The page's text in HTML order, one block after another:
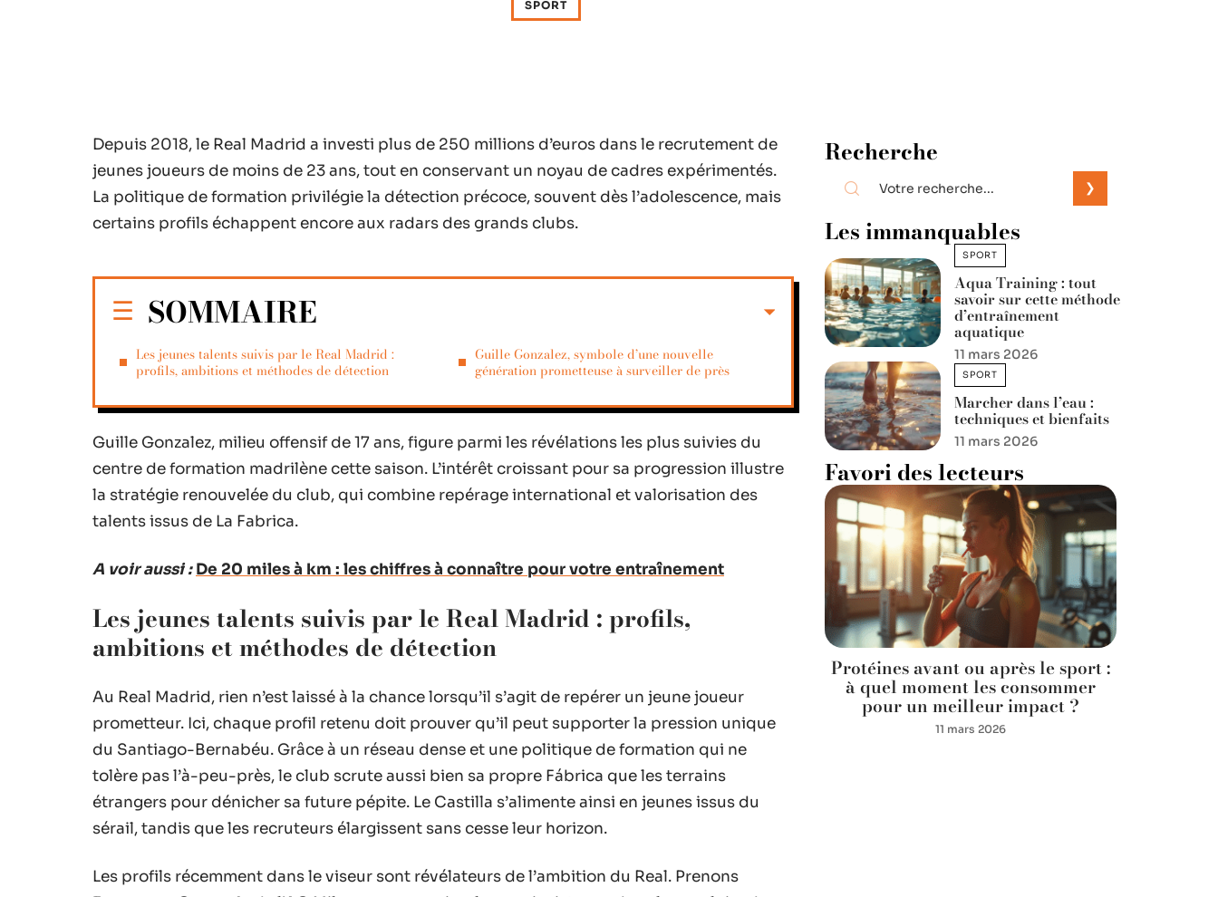
SPORT
Depuis 2018, le Real Madrid a investi plus de 250 millions d’euros dans le recrutement de
jeunes joueurs de moins de 23 ans, tout en conservant un noyau de cadres expérimentés.
La politique de formation privilégie la détection précoce, souvent dès l’adolescence, mais
certains profils échappent encore aux radars des grands clubs.
SOMMAIRE
Les jeunes talents suivis par le Real Madrid :
profils, ambitions et méthodes de détection
Guille Gonzalez, symbole d’une nouvelle
génération prometteuse à surveiller de près
Guille Gonzalez, milieu offensif de 17 ans, figure parmi les révélations les plus suivies du
centre de formation madrilène cette saison. L’intérêt croissant pour sa progression illustre
la stratégie renouvelée du club, qui combine repérage international et valorisation des
talents issus de La Fabrica.
A voir aussi : De 20 miles à km : les chiffres à connaître pour votre entraînement
Les jeunes talents suivis par le Real Madrid : profils,
ambitions et méthodes de détection
Au Real Madrid, rien n’est laissé à la chance lorsqu’il s’agit de repérer un jeune joueur
prometteur. Ici, chaque profil retenu doit prouver qu’il peut supporter la pression unique
du Santiago-Bernabéu. Grâce à un réseau dense et une politique de formation qui ne
tolère pas l’à-peu-près, le club scrute aussi bien sa propre Fábrica que les terrains
étrangers pour dénicher sa future pépite. Le Castilla s’alimente ainsi en jeunes issus du
sérail, tandis que les recruteurs élargissent sans cesse leur horizon.
Les profils récemment dans le viseur sont révélateurs de l’ambition du Real. Prenons
Recherche
Les immanquables
SPORT
Aqua Training : tout
savoir sur cette méthode
d’entraînement
aquatique
11 mars 2026
SPORT
Marcher dans l’eau :
techniques et bienfaits
11 mars 2026
Favori des lecteurs
Protéines avant ou après le sport :
à quel moment les consommer
pour un meilleur impact ?
11 mars 2026